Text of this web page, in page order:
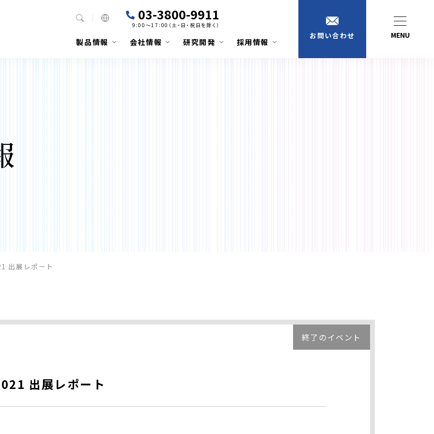
03-3800-9911
9:00～17:00（土・日・祝日を除く）
製品情報 会社情報 研究開発 採用情報
お問い合わせ MENU
出展レポート
終了のイベント
出展レポート